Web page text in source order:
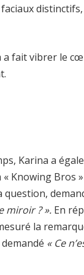
a fait vibrer le
Karina a
« Knowing Bros
question,
miroir ? ». En
la
« Ce